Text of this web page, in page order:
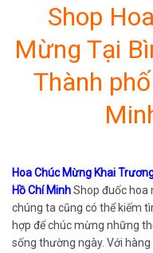
Shop
Mừng Tại
Thành
Hoa Chúc Mừng Khai
Hồ Chí MinhShop đuốc hoa
chúng ta cũng có thể kiếm
hợp để chúc mừng những
sống thường ngày. Với